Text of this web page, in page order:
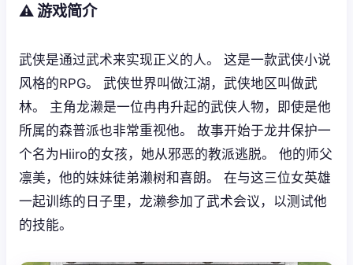
⚠️ 游戏简介
武侠是通过武术来实现正义的人。 这是一款武侠小说
风格的RPG。 武侠世界叫做江湖，武侠地区叫做武
林。 主角龙濑是一位冉冉升起的武侠人物，即使是他
所属的森普派也非常重视他。 故事开始于龙井保护一
个名为Hiiro的女孩，她从邪恶的教派逃脱。 他的师父
凛美，他的妹妹徒弟濑树和喜朗。 在与这三位女英雄
一起训练的日子里，龙濑参加了武术会议，以测试他
的技能。